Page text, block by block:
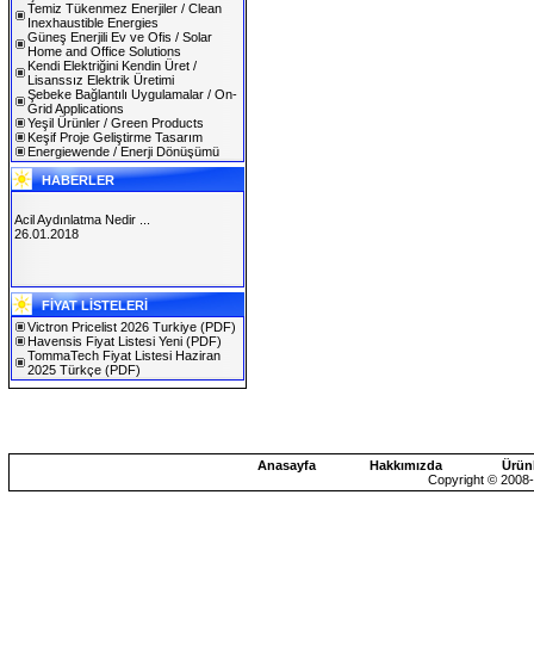
Temiz Tükenmez Enerjiler / Clean
Inexhaustible Energies
Güneş Enerjili Ev ve Ofis / Solar
Home and Office Solutions
Kendi Elektriğini Kendin Üret /
Lisanssız Elektrik Üretimi
Şebeke Bağlantılı Uygulamalar / On-
Grid Applications
Yeşil Ürünler / Green Products
Keşif Proje Geliştirme Tasarım
Energiewende / Enerji Dönüşümü
HABERLER
SOLAREX ISTANBUL 2019
30.01.2019
Acil Aydınlatma Nedir ...
26.01.2018
FİYAT LİSTELERİ
Victron Pricelist 2026 Turkiye (PDF)
Havensis Fiyat Listesi Yeni (PDF)
TommaTech Fiyat Listesi Haziran
2025 Türkçe (PDF)
Anasayfa Hakkımızda
Copyright ©